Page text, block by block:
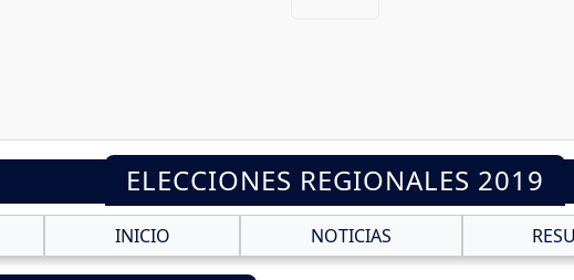
ELECCIONES REGIONALES 2019
INICIO NOTICIAS